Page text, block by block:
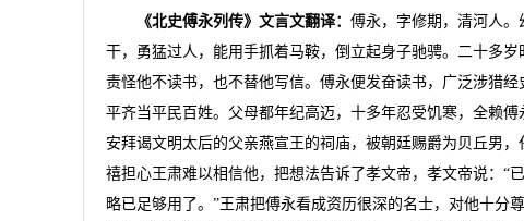
《北史傅永列传》文言文翻译： 傅永，字修期，清河人
干，勇猛过人，能用手抓着马鞍，倒立起身子驰骋。二十多
责怪他不读书，也不替他写信。傅永便发奋读书，广泛涉猎
平齐当平民百姓。父母都年纪高迈，十多年忍受饥寒，全赖
安拜谒文明太后的父亲燕宣王的祠庙，被朝廷赐爵为贝丘男
禧担心王肃难以相信他，把想法告诉了孝文帝，孝文帝说：“
略已足够用了。”王肃把傅永看成资历很深的名士，对他十分